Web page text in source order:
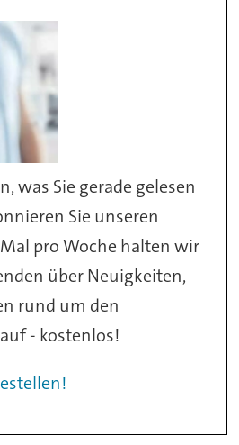
was Sie gerade gelesen
Sie unseren
pro Woche halten wir
über Neuigkeiten,
rund um den
- kostenlos!